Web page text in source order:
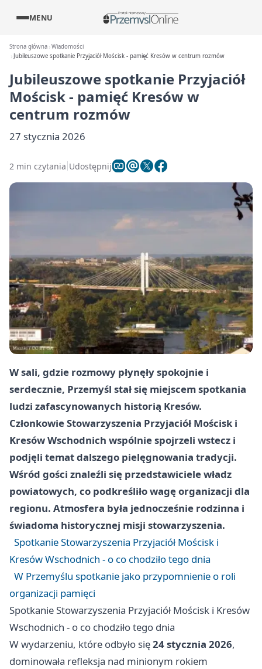
MENU
Strona główna Wiadomości
Jubileuszowe spotkanie Przyjaciół Mościsk - pamięć Kresów w centrum rozmów
Jubileuszowe spotkanie Przyjaciół
Mościsk - pamięć Kresów w
centrum rozmów
27 stycznia 2026
2 min czytania Udostępnij
W sali, gdzie rozmowy płynęły spokojnie i
serdecznie, Przemyśl stał się miejscem spotkania
ludzi zafascynowanych historią Kresów.
Członkowie Stowarzyszenia Przyjaciół Mościsk i
Kresów Wschodnich wspólnie spojrzeli wstecz i
podjęli temat dalszego pielęgnowania tradycji.
Wśród gości znaleźli się przedstawiciele władz
powiatowych, co podkreśliło wagę organizacji dla
regionu. Atmosfera była jednocześnie rodzinna i
świadoma historycznej misji stowarzyszenia.
Spotkanie Stowarzyszenia Przyjaciół Mościsk i
Kresów Wschodnich - o co chodziło tego dnia
W Przemyślu spotkanie jako przypomnienie o roli
organizacji pamięci
Spotkanie Stowarzyszenia Przyjaciół Mościsk i Kresów
Wschodnich - o co chodziło tego dnia
W wydarzeniu, które odbyło się24 stycznia 2026,
dominowała refleksja nad minionym rokiem